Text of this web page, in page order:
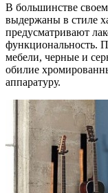
В большинстве
выдержаны в стиле
предусматривают
функциональность.
мебели, черные и
обилие
аппаратуру.